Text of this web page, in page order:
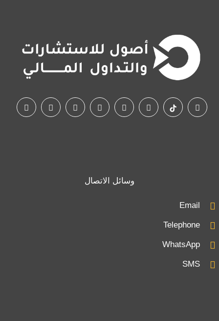
وسائل الاتصال
Email
Telephone
WhatsApp
SMS